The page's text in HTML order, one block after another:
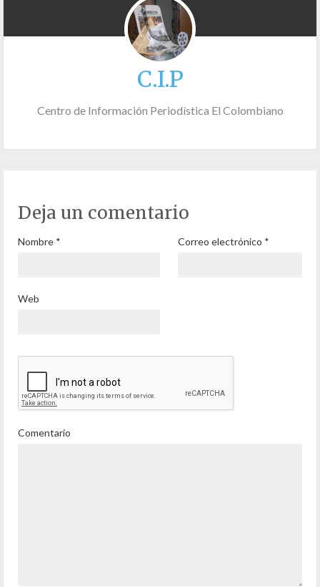
C.I.P
Centro de Información Periodística El Colombiano
Deja un comentario
Nombre * Correo electrónico *
Web
Comentario